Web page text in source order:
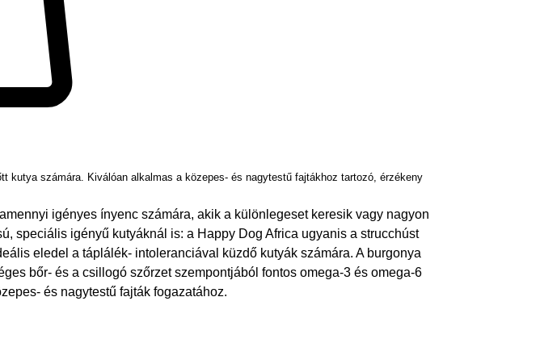
kutya számára. Kiválóan alkalmas a közepes- és nagytestű fajtákhoz tartozó, érzékeny
igényes ínyenc számára, akik a különlegeset keresik vagy nagyon
speciális igényű kutyáknál is: a Happy Dog Africa ugyanis a strucchúst
eledel a táplálék- intoleranciával küzdő kutyák számára. A burgonya
bőr- és a csillogó szőrzet szempontjából fontos omega-3 és omega-6
és nagytestű fajták fogazatához.